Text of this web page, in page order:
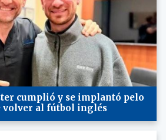
cumplió y se implantó pelo
volver al fútbol inglés